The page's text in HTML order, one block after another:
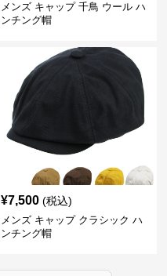
メンズ キャップ 千鳥 ウール ハ
ンチング帽
¥7,500 (税込)
メンズ キャップ クラシック ハ
ンチング帽